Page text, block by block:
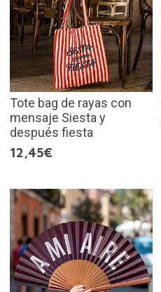
Tote bag de rayas con
mensaje Siesta y
después fiesta
12,45€